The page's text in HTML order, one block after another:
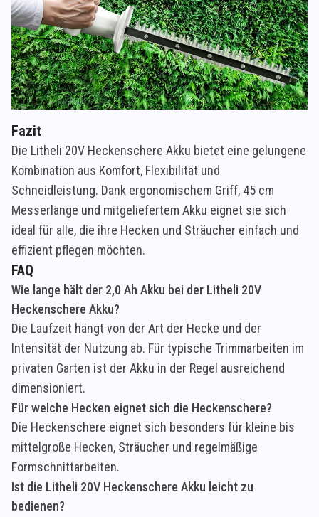
Fazit
Die Litheli 20V Heckenschere Akku bietet eine gelungene
Kombination aus Komfort, Flexibilität und
Schneidleistung. Dank ergonomischem Griff, 45 cm
Messerlänge und mitgeliefertem Akku eignet sie sich
ideal für alle, die ihre Hecken und Sträucher einfach und
effizient pflegen möchten.
FAQ
Wie lange hält der 2,0 Ah Akku bei der Litheli 20V
Heckenschere Akku?
Die Laufzeit hängt von der Art der Hecke und der
Intensität der Nutzung ab. Für typische Trimmarbeiten im
privaten Garten ist der Akku in der Regel ausreichend
dimensioniert.
Für welche Hecken eignet sich die Heckenschere?
Die Heckenschere eignet sich besonders für kleine bis
mittelgroße Hecken, Sträucher und regelmäßige
Formschnittarbeiten.
Ist die Litheli 20V Heckenschere Akku leicht zu
bedienen?